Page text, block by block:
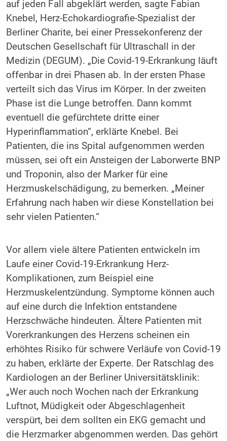
auf jeden Fall abgeklärt werden, sagte Fabian
Knebel, Herz-Echokardiografie-Spezialist der
Berliner Charite, bei einer Pressekonferenz der
Deutschen Gesellschaft für Ultraschall in der
Medizin (DEGUM). „Die Covid-19-Erkrankung läuft
offenbar in drei Phasen ab. In der ersten Phase
verteilt sich das Virus im Körper. In der zweiten
Phase ist die Lunge betroffen. Dann kommt
eventuell die gefürchtete dritte einer
Hyperinflammation“, erklärte Knebel. Bei
Patienten, die ins Spital aufgenommen werden
müssen, sei oft ein Ansteigen der Laborwerte BNP
und Troponin, also der Marker für eine
Herzmuskelschädigung, zu bemerken. „Meiner
Erfahrung nach haben wir diese Konstellation bei
sehr vielen Patienten.“
Vor allem viele ältere Patienten entwickeln im
Laufe einer Covid-19-Erkrankung Herz-
Komplikationen, zum Beispiel eine
Herzmuskelentzündung. Symptome können auch
auf eine durch die Infektion entstandene
Herzschwäche hindeuten. Ältere Patienten mit
Vorerkrankungen des Herzens scheinen ein
erhöhtes Risiko für schwere Verläufe von Covid-19
zu haben, erklärte der Experte. Der Ratschlag des
Kardiologen an der Berliner Universitätsklinik:
„Wer auch noch Wochen nach der Erkrankung
Luftnot, Müdigkeit oder Abgeschlagenheit
verspürt, bei dem sollten ein EKG gemacht und
die Herzmarker abgenommen werden. Das gehört